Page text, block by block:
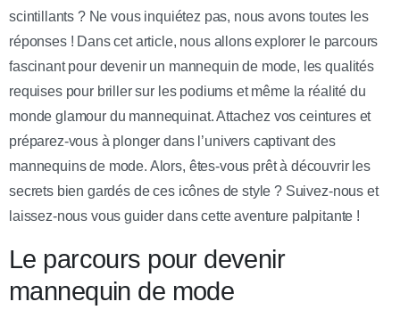
scintillants ? Ne vous inquiétez pas, nous avons toutes les
réponses ! Dans cet article, nous allons explorer le parcours
fascinant pour devenir un mannequin de mode, les qualités
requises pour briller sur les podiums et même la réalité du
monde glamour du mannequinat. Attachez vos ceintures et
préparez-vous à plonger dans l’univers captivant des
mannequins de mode. Alors, êtes-vous prêt à découvrir les
secrets bien gardés de ces icônes de style ? Suivez-nous et
laissez-nous vous guider dans cette aventure palpitante !
Le parcours pour devenir
mannequin de mode